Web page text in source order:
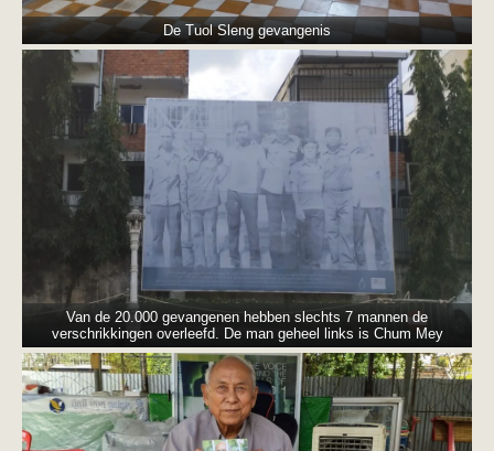
De Tuol Sleng gevangenis
Van de 20.000 gevangenen hebben slechts 7 mannen de
verschrikkingen overleefd. De man geheel links is Chum Mey